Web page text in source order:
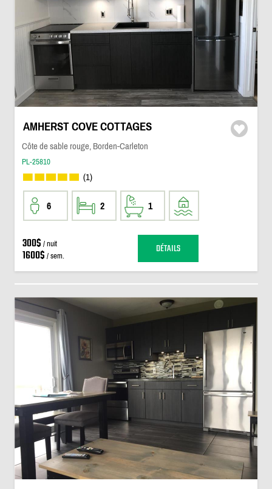
AMHERST COVE COTTAGES
Côte de sable rouge, Borden-Carleton
PL-25810
(1)
6 2 1
300$ / nuit
1600$ / sem. DÉTAILS